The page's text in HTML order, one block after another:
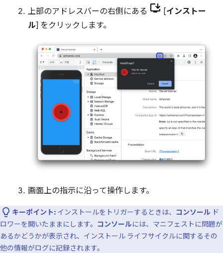
上部のアドレスバーの右側にある [インストー
ル] をクリックします。
画面上の指示に沿って操作します。
キーポイント: インストールをトリガーするときは、 コンソール ド
ロワーを開いたままにします。 コンソールには、マニフェストに問題が
あるかどうかが表示され、インストール ライフサイクルに関するその
他の情報がログに記録されます。